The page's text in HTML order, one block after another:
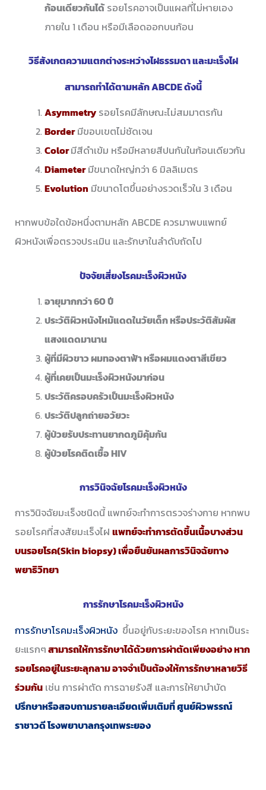
ก้อนเดียวกันได้รอยโรคอาจเป็นแผลที่ไม่หายเอง
ภายใน 1 เดือน หรือมีเลือดออกบนก้อน
วิธีสังเกตความแตกต่างระหว่างไฝธรรมดา และมะเร็งไฝ
สามารถทำได้ตามหลักABCDEดังนี้
Asymmetryรอยโรคมีลักษณะไม่สมมาตรกัน
Borderมีขอบเขตไม่ชัดเจน
Colorมีสีดำเข้ม หรือมีหลายสีปนกันในก้อนเดียวกัน
Diameterมีขนาดใหญ่กว่า 6 มิลลิเมตร
Evolution มีขนาดโตขึ้นอย่างรวดเร็วใน 3 เดือน
หากพบข้อใดข้อหนึ่งตามหลัก ABCDE ควรมาพบแพทย์
ผิวหนังเพื่อตรวจประเมิน และรักษาในลำดับถัดไป
ปัจจัยเสี่ยงโรคมะเร็งผิวหนัง
อายุมากกว่า 60 ปี
ประวัติผิวหนังไหม้แดดในวัยเด็ก หรือประวัติสัมผัส
แสงแดดมานาน
ผู้ที่มีผิวขาว ผมทองตาฟ้า หรือผมแดงตาสีเขียว
ผู้ที่เคยเป็นมะเร็งผิวหนังมาก่อน
ประวัติครอบครัวเป็นมะเร็งผิวหนัง
ประวัติปลูกถ่ายอวัยวะ
ผู้ป่วยรับประทานยากดภูมิคุ้มกัน
ผู้ป่วยโรคติดเชื้อ HIV
การวินิจฉัยโรคมะเร็งผิวหนัง
การวินิจฉัยมะเร็งชนิดนี้ แพทย์จะทำการตรวจร่างกาย หากพบ
รอยโรคที่สงสัยมะเร็งไฝแพทย์จะทำการตัดชิ้นเนื้อบางส่วน
บนรอยโรค(Skin biopsy) เพื่อยืนยันผลการวินิจฉัยทาง
พยาธิวิทยา
การรักษาโรคมะเร็งผิวหนัง
การรักษาโรคมะเร็งผิวหนัง ขึ้นอยู่กับระยะของโรค หากเป็นระ
ยะแรกๆสามารถให้การรักษาได้ด้วยการผ่าตัดเพียงอย่าง หาก
รอยโรคอยู่ในระยะลุกลาม อาจจำเป็นต้องให้การรักษาหลายวิธี
ร่วมกัน เช่น การผ่าตัด การฉายรังสี และการให้ยาบำบัด
ปรึกษาหรือสอบถามรายละเอียดเพิ่มเติมที่ ศูนย์ผิวพรรณ์
ราชาวดี โรงพยาบาลกรุงเทพระยอง